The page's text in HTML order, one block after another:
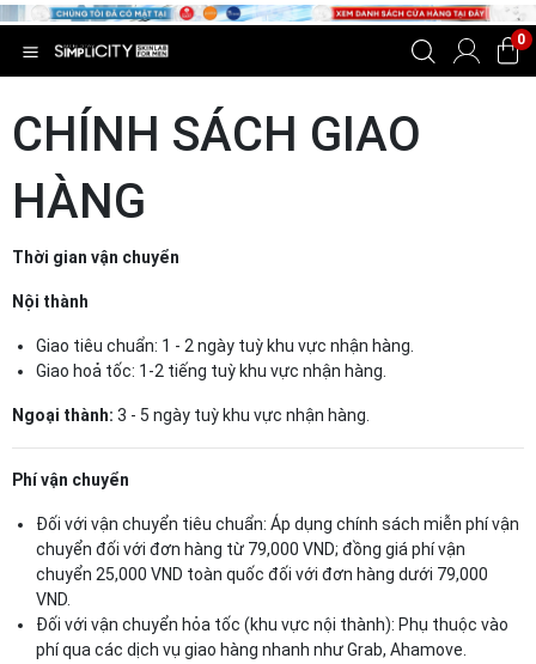
0
CHÍNH SÁCH GIAO
HÀNG
Thời gian vận chuyển
Nội thành
Giao tiêu chuẩn: 1 - 2 ngày tuỳ khu vực nhận hàng.
Giao hoả tốc: 1-2 tiếng tuỳ khu vực nhận hàng.
Ngoại thành: 3 - 5 ngày tuỳ khu vực nhận hàng.
Phí vận chuyển
Đối với vận chuyển tiêu chuẩn: Áp dụng chính sách miễn phí vận
chuyển đối với đơn hàng từ 79,000 VND; đồng giá phí vận
chuyển 25,000 VND toàn quốc đối với đơn hàng dưới 79,000
VND.
Đối với vận chuyển hỏa tốc (khu vực nội thành): Phụ thuộc vào
phí qua các dịch vụ giao hàng nhanh như Grab, Ahamove.